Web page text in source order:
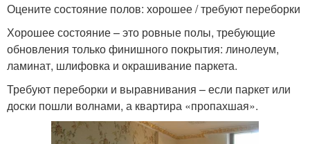
Оцените состояние полов: хорошее / требуют переборки
Хорошее состояние – это ровные полы, требующие
обновления только финишного покрытия: линолеум,
ламинат, шлифовка и окрашивание паркета.
Требуют переборки и выравнивания – если паркет или
доски пошли волнами, а квартира «пропахшая».